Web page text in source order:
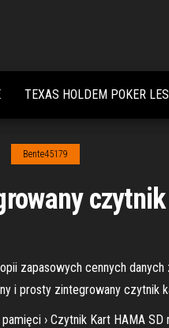
TEXAS HOLDEM POKER
Bente45179
zapasowych cennych
i prosty zintegrowany czytnik
› Czytnik Kart HAMA